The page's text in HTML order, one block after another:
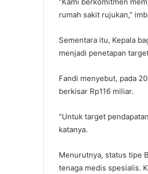
rumah sakit rujukan,”
Sementara itu, Kepala
menjadi penetapan
Fandi menyebut, pada
berkisar Rp116 miliar.
“Untuk target
katanya.
Menurutnya, status tipe
tenaga medis spesialis.